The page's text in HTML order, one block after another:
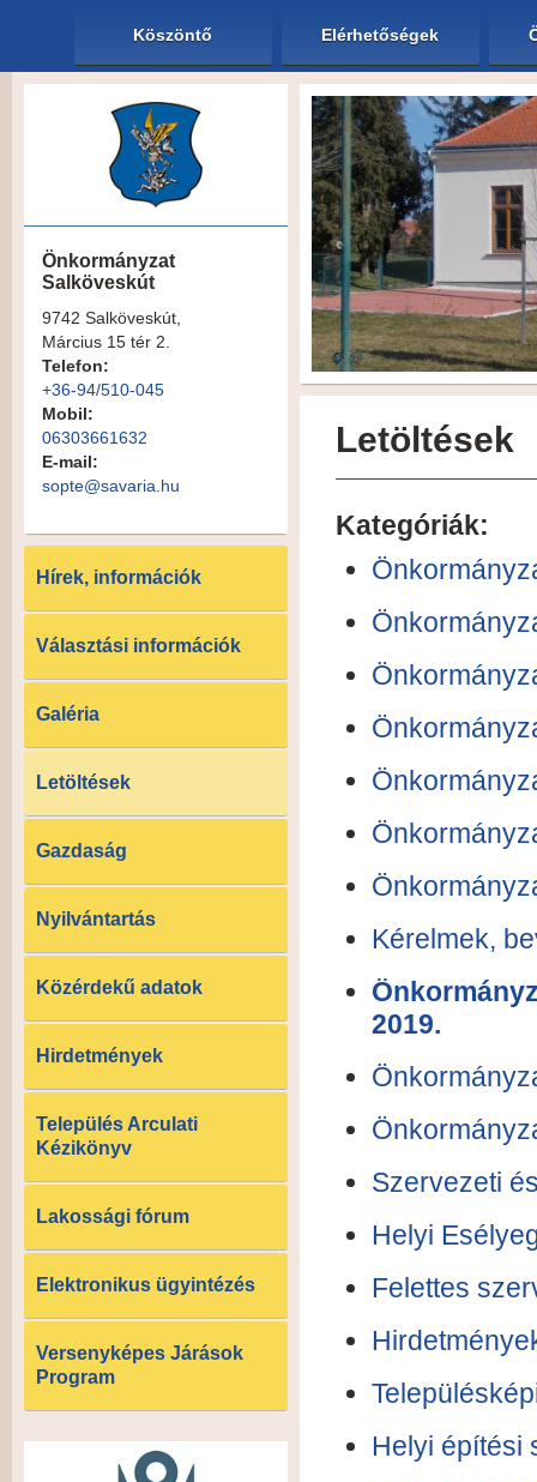
Köszöntő Elérhetőségek
Önkormányzat
Salköveskút
9742 Salköveskút,
Március 15 tér 2.
Telefon:
+36-94/510-045
Mobil:
06303661632
E-mail:
sopte@savaria.hu
Hírek, információk
Választási információk
Galéria
Letöltések
Gazdaság
Nyilvántartás
Közérdekű adatok
Hirdetmények
Település Arculati
Kézikönyv
Lakossági fórum
Elektronikus ügyintézés
Versenyképes Járások
Program
Letöltések
Kategóriák:
Kérelmek,
2019.
Szervezeti
Helyi
Felettes
Helyi építési